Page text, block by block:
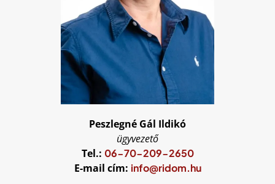
Peszlegné Gál Ildikó
ügyvezető
Tel.: 06-70-209-2650
E-mail cím: info@ridom.hu